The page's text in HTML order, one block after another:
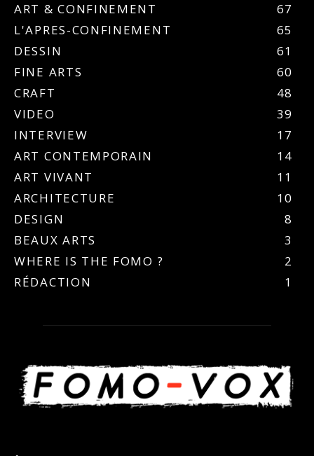
ART & CONFINEMENT
67
L'APRES-CONFINEMENT
65
DESSIN
61
FINE ARTS
60
CRAFT
48
VIDEO
39
INTERVIEW
17
ART CONTEMPORAIN
14
ART VIVANT
11
ARCHITECTURE
10
DESIGN
8
BEAUX ARTS
3
WHERE IS THE FOMO ?
2
RÉDACTION
1